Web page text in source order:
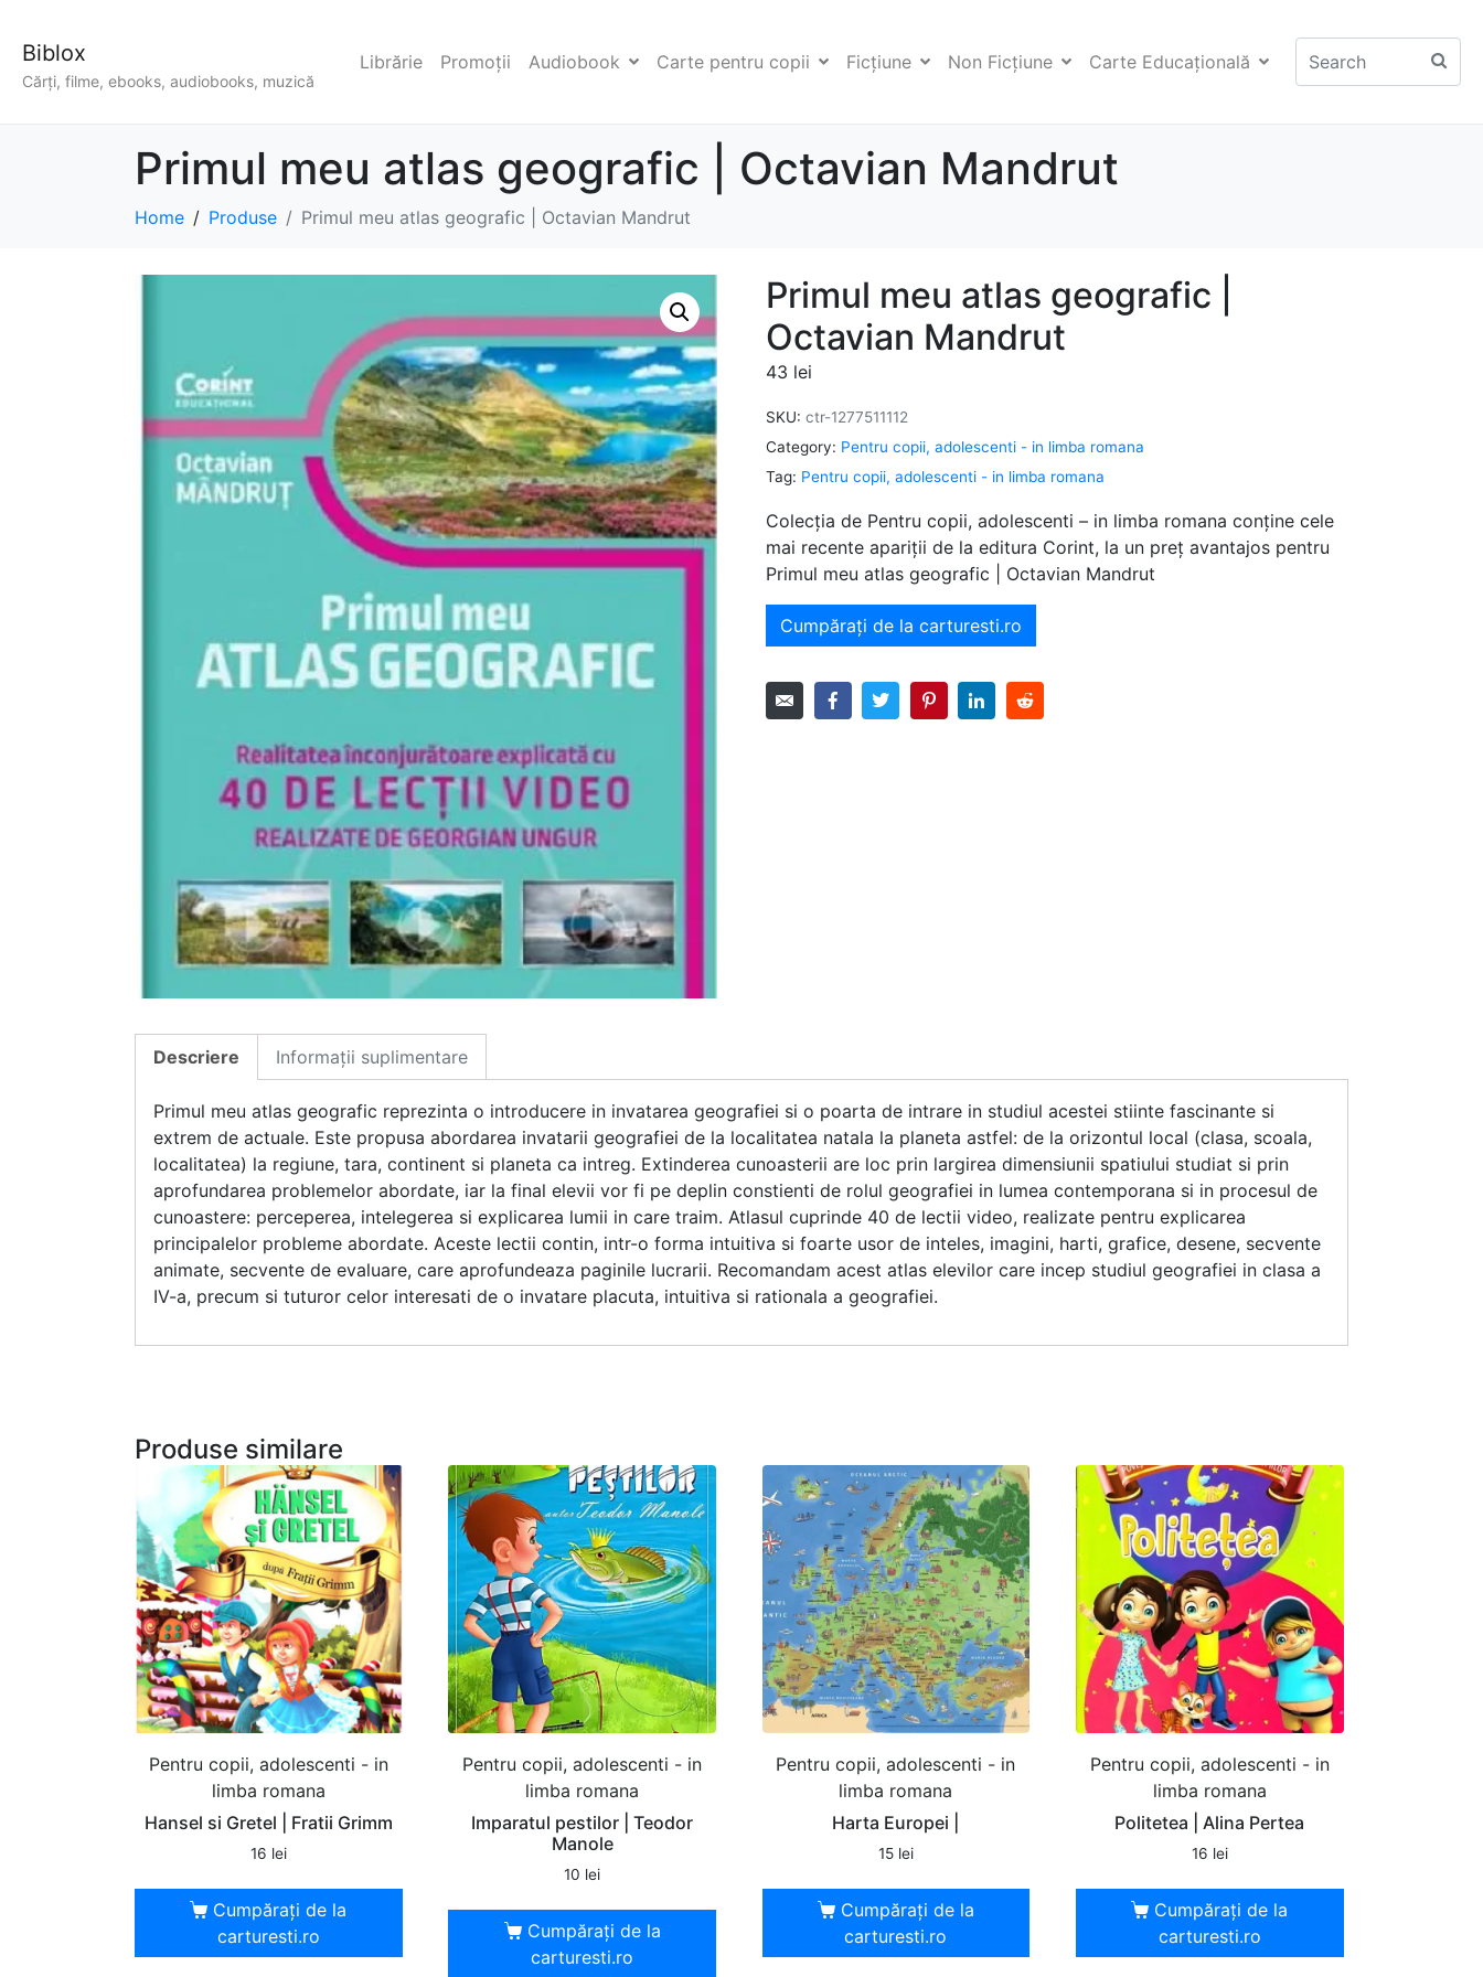
Biblox
Cărți, filme, ebooks, audiobooks, muzică
Librărie Promoții Audiobook Carte pentru copii Ficţiune Non Ficţiune Carte Educaţională
Primul meu atlas geografic | Octavian Mandrut
Home Produse Primul meu atlas geografic | Octavian Mandrut
Primul meu atlas geografic |
Octavian Mandrut
43 lei
SKU: ctr-1277511112
Category: Pentru copii, adolescenti - in limba romana
Tag: Pentru copii, adolescenti - in limba romana
Colecția de Pentru copii, adolescenti – in limba romana conține cele
mai recente apariții de la editura Corint, la un preț avantajos pentru
Primul meu atlas geografic | Octavian Mandrut
Cumpărați de la carturesti.ro
Descriere Informații suplimentare
Primul meu atlas geografic reprezinta o introducere in invatarea geografiei si o poarta de intrare in studiul acestei stiinte fascinante si
extrem de actuale. Este propusa abordarea invatarii geografiei de la localitatea natala la planeta astfel: de la orizontul local (clasa, scoala,
localitatea) la regiune, tara, continent si planeta ca intreg. Extinderea cunoasterii are loc prin largirea dimensiunii spatiului studiat si prin
aprofundarea problemelor abordate, iar la final elevii vor fi pe deplin constienti de rolul geografiei in lumea contemporana si in procesul de
cunoastere: perceperea, intelegerea si explicarea lumii in care traim. Atlasul cuprinde 40 de lectii video, realizate pentru explicarea
principalelor probleme abordate. Aceste lectii contin, intr-o forma intuitiva si foarte usor de inteles, imagini, harti, grafice, desene, secvente
animate, secvente de evaluare, care aprofundeaza paginile lucrarii. Recomandam acest atlas elevilor care incep studiul geografiei in clasa a
IV-a, precum si tuturor celor interesati de o invatare placuta, intuitiva si rationala a geografiei.
Produse similare
Pentru copii, adolescenti - in
limba romana
Hansel si Gretel | Fratii Grimm
16 lei
Cumpărați de la
carturesti.ro
Pentru copii, adolescenti - in
limba romana
Imparatul pestilor | Teodor
Manole
10 lei
Cumpărați de la
carturesti.ro
Pentru copii, adolescenti - in
limba romana
Harta Europei |
15 lei
Cumpărați de la
carturesti.ro
Pentru copii, adolescenti - in
limba romana
Politetea | Alina Pertea
16 lei
Cumpărați de la
carturesti.ro